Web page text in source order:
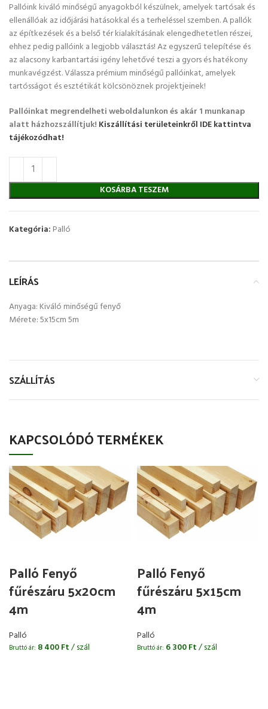
Pallóink kiváló minőségű anyagokból készülnek, amelyek tartósak és
ellenállóak az időjárási hatásokkal és a terheléssel szemben. A pallók
az építkezések és a belső tér kialakításának elengedhetetlen részei,
ehhez pedig pallóink a legjobb választás! Az egyszerű telepítése és
az alacsony karbantartási igény lehetővé teszi a gyors és hatékony
munkavégzést. Válassza prémium minőségű pallóinkat, amelyek
tartósságot és esztétikát kölcsönöznek projektjeinek!
Pallóinkat megrendelheti weboldalunkon és akár 1 munkanap
alatt házhozszállítjuk! Kiszállítási területeinkről IDE kattintva
tájékozódhat!
KOSÁRBA TESZEM
Kategória: Palló
LEÍRÁS
Anyaga: Kiváló minőségű fenyő
Mérete: 5x15cm 5m
SZÁLLÍTÁS
KAPCSOLÓDÓ TERMÉKEK
Palló Fenyő
fűrészáru 5x20cm
4m
Palló
Bruttó ár: 8 400Ft/ szál
Palló Fenyő
fűrészáru 5x15cm
4m
Palló
Bruttó ár: 6 300Ft/ szál